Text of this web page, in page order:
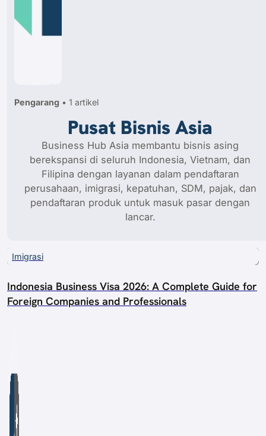
Pengarang • 1 artikel
Pusat Bisnis Asia
Business Hub Asia membantu bisnis asing
berekspansi di seluruh Indonesia, Vietnam, dan
Filipina dengan layanan dalam pendaftaran
perusahaan, imigrasi, kepatuhan, SDM, pajak, dan
pendaftaran produk untuk masuk pasar dengan
lancar.
Imigrasi
Indonesia Business Visa 2026: A Complete Guide for
Foreign Companies and Professionals